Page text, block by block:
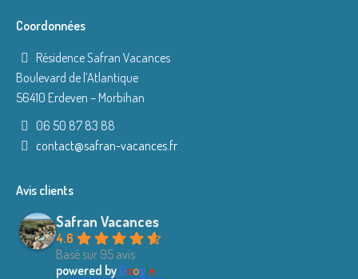
Coordonnées
Résidence Safran Vacances
Boulevard de l’Atlantique
56410 Erdeven – Morbihan
06 50 87 83 88
contact@safran-vacances.fr
Avis clients
Safran Vacances
4.6
Basé sur 95 avis
powered by Goog e